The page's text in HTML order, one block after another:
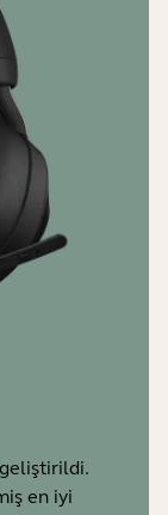
geliştirildi.
en iyi